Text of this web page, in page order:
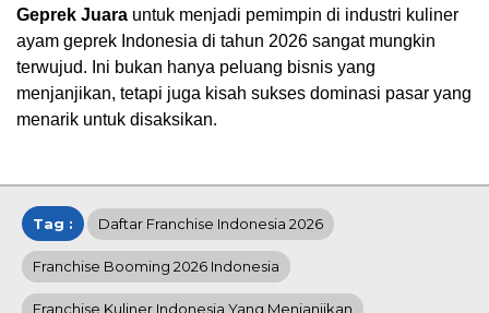
Geprek Juara untuk menjadi pemimpin di industri kuliner
ayam geprek Indonesia di tahun 2026 sangat mungkin
terwujud. Ini bukan hanya peluang bisnis yang
menjanjikan, tetapi juga kisah sukses dominasi pasar yang
menarik untuk disaksikan.
Tag : Daftar Franchise Indonesia 2026
Franchise Booming 2026 Indonesia
Franchise Kuliner Indonesia Yang Menjanjikan